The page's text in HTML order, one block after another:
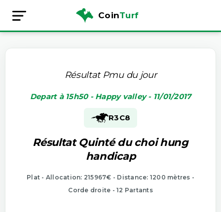
CoinTurf
Résultat Pmu du jour
Depart à 15h50 - Happy valley - 11/01/2017
R3C8
Résultat Quinté du choi hung
handicap
Plat - Allocation: 215967€ - Distance: 1200 mètres -
Corde droite - 12 Partants